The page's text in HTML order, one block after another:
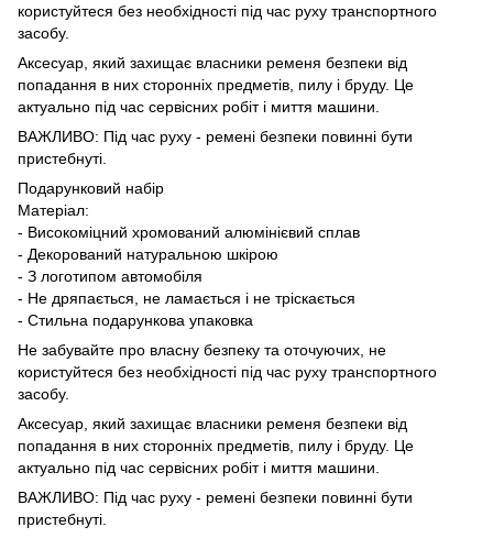
користуйтеся без необхідності під час руху транспортного
засобу.
Аксесуар, який захищає власники ременя безпеки від
попадання в них сторонніх предметів, пилу і бруду. Це
актуально під час сервісних робіт і миття машини.
ВАЖЛИВО: Під час руху - ремені безпеки повинні бути
пристебнуті.
Подарунковий набір
Матеріал:
- Високоміцний хромований алюмінієвий сплав
- Декорований натуральною шкірою
- З логотипом автомобіля
- Не дряпається, не ламається і не тріскається
- Стильна подарункова упаковка
Не забувайте про власну безпеку та оточуючих, не
користуйтеся без необхідності під час руху транспортного
засобу.
Аксесуар, який захищає власники ременя безпеки від
попадання в них сторонніх предметів, пилу і бруду. Це
актуально під час сервісних робіт і миття машини.
ВАЖЛИВО: Під час руху - ремені безпеки повинні бути
пристебнуті.